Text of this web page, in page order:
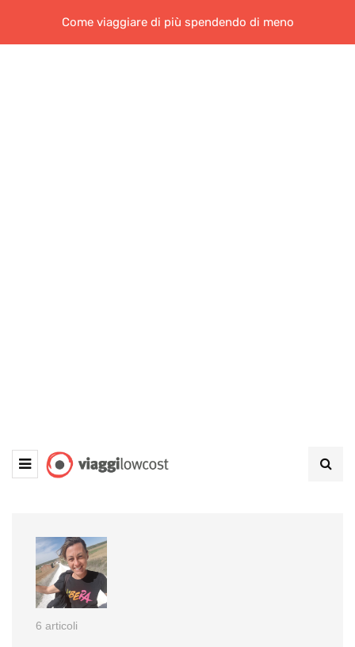
Come viaggiare di più spendendo di meno
6 articoli